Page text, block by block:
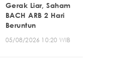
Gerak Liar, Saham
BACH ARB 2 Hari
Beruntun
05/08/2026 10:20 WIB